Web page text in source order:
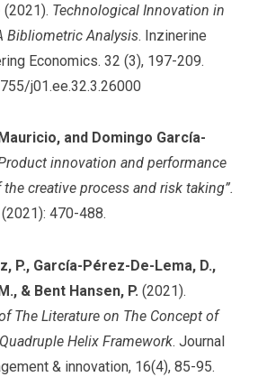
(2021). Technological Innovation in
Bibliometric Analysis. Inzinerine
Economics. 32 (3), 197-209.
j01.ee.32.3.26000
and Domingo García-
innovation and performance
the creative process and risk taking”.
470-488.
P., García-Pérez-De-Lema, D.,
& Bent Hansen, P. (2021).
The Literature on The Concept of
Helix Framework. Journal
& innovation, 16(4), 85-95.